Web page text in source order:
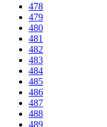
478
479
480
481
482
483
484
485
486
487
488
489